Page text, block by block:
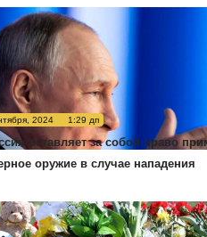
2024 1:29 дп
оставляет за собой право
оружие в случае нападения